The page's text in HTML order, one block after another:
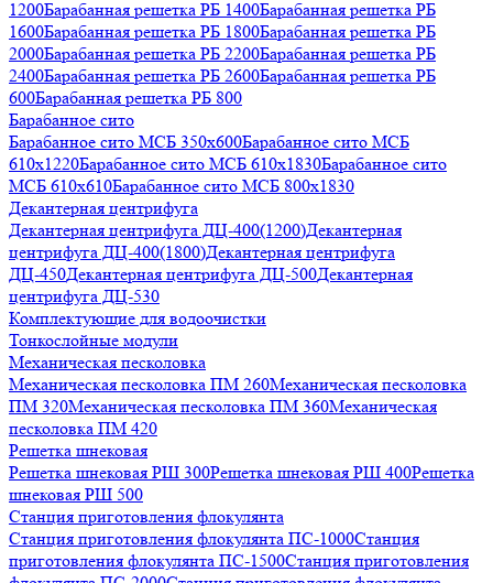
1200Барабанная решетка РБ 1400Барабанная решетка РБ
1600Барабанная решетка РБ 1800Барабанная решетка РБ
2000Барабанная решетка РБ 2200Барабанная решетка РБ
2400Барабанная решетка РБ 2600Барабанная решетка РБ
600Барабанная решетка РБ 800
Барабанное сито
Барабанное сито МСБ 350x600Барабанное сито МСБ
610x1220Барабанное сито МСБ 610x1830Барабанное сито
МСБ 610x610Барабанное сито МСБ 800x1830
Декантерная центрифуга
Декантерная центрифуга ДЦ-400(1200)Декантерная
центрифуга ДЦ-400(1800)Декантерная центрифуга
ДЦ-450Декантерная центрифуга ДЦ-500Декантерная
центрифуга ДЦ-530
Комплектующие для водоочистки
Тонкослойные модули
Механическая песколовка
Механическая песколовка ПM 260Механическая песколовка
ПM 320Механическая песколовка ПM 360Механическая
песколовка ПM 420
Решетка шнековая
Решетка шнековая РШ 300Решетка шнековая РШ 400Решетка
шнековая РШ 500
Станция приготовления флокулянта
Станция приготовления флокулянта ПС-1000Станция
приготовления флокулянта ПС-1500Станция приготовления